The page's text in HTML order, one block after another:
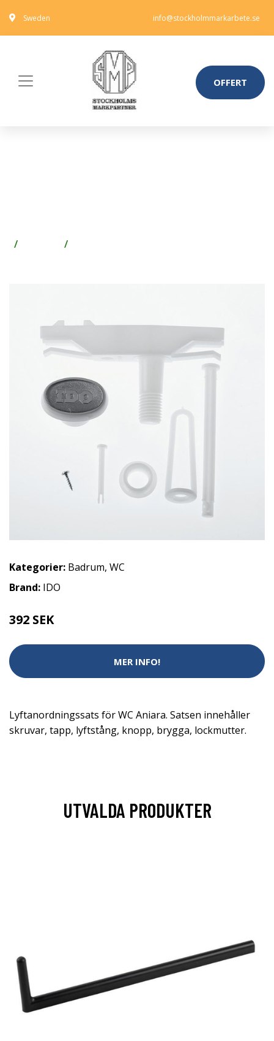
Sweden info@stockholmmarkarbete.se
OFFERT
Kategorier: Badrum, WC
Brand: IDO
392 SEK
MER INFO!
Lyftanordningssats för WC Aniara. Satsen innehåller
skruvar, tapp, lyftstång, knopp, brygga, lockmutter.
UTVALDA PRODUKTER